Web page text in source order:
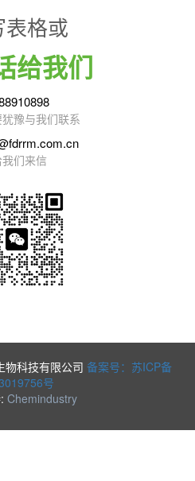
表格或
给我们
豫与我们联系
们来信
物科技有限公司 备案号：苏ICP备
号
Chemindustry